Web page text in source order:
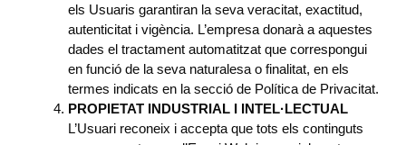
els Usuaris garantiran la seva veracitat, exactitud,
autenticitat i vigència. L’empresa donarà a aquestes
dades el tractament automatitzat que correspongui
en funció de la seva naturalesa o finalitat, en els
termes indicats en la secció de Política de Privacitat.
PROPIETAT INDUSTRIAL I INTEL·LECTUAL
L’Usuari reconeix i accepta que tots els continguts